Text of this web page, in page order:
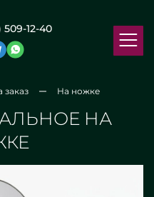
509-12-40
заказ На ножке
НА